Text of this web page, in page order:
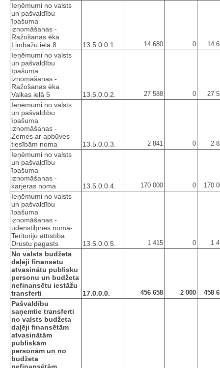
Ieņēmumi no valsts
un pašvaldību
īpašuma
iznomāšanas -
Ražošanas ēka
Limbažu ielā 8
13.5.0.0.1. 14 680 0 14
Ieņēmumi no valsts
un pašvaldību
īpašuma
iznomāšanas -
Ražošanas ēka
Valkas ielā 5
13.5.0.0.2. 27 588 0 27
Ieņēmumi no valsts
un pašvaldību
īpašuma
iznomāšanas -
Zemes ar apbūves
tiesībām noma
13.5.0.0.3. 2 841 0 2
Ieņēmumi no valsts
un pašvaldību
īpašuma
iznomāšanas -
karjeras noma
13.5.0.0.4. 170 000 0 170
Ieņēmumi no valsts
un pašvaldību
īpašuma
iznomāšanas -
ūdenstilpnes noma-
Teritoriju attīstība
Drustu pagasts
13.5.0.0.5. 1 415 0 1
No valsts budžeta
daļēji finansētu
atvasinātu publisku
personu un budžeta
nefinansētu iestāžu
transferti
17.0.0.0. 456 658 2 000 458
Pašvaldību
saņemtie transferti
no valsts budžeta
daļēji finansētām
atvasinātām
publiskām
personām un no
budžeta